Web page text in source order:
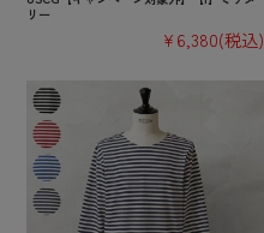
リー
¥6,380(税込)